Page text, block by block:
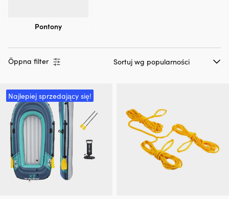
Pontony
Öppna filter
Najlepiej sprzedający się!